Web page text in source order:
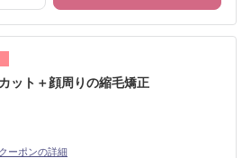
ット＋顔周りの縮毛矯正
ーポンの詳細